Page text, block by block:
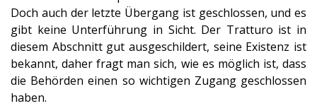
Doch auch der letzte Übergang ist geschlossen, und es
gibt keine Unterführung in Sicht. Der Tratturo ist in
diesem Abschnitt gut ausgeschildert, seine Existenz ist
bekannt, daher fragt man sich, wie es möglich ist, dass
die Behörden einen so wichtigen Zugang geschlossen
haben.